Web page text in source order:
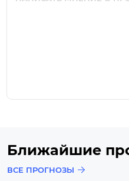
Ближайшие
ВСЕ ПРОГНОЗЫ